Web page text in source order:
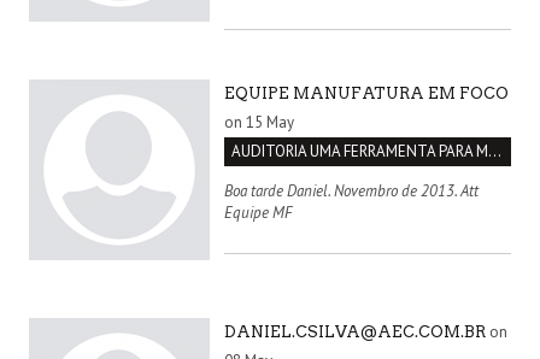
EQUIPE MANUFATURA EM FOCO
on 15 May
AUDITORIA UMA FERRAMENTA PARA MELHORIA CONTÍNUA
Boa tarde Daniel. Novembro de 2013. Att
Equipe MF
DANIEL.CSILVA@AEC.COM.BR on